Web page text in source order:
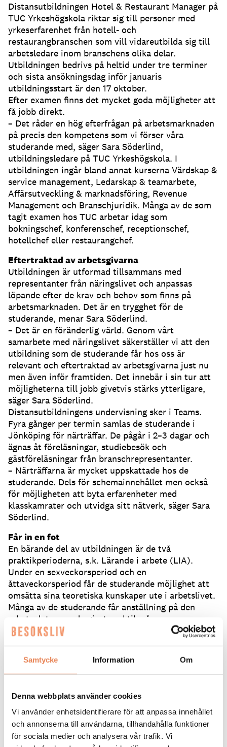
Samtycke Information Om
Denna webbplats använder cookies
Vi använder enhetsidentifierare för att anpassa innehållet
och annonserna till användarna, tillhandahålla funktioner
för sociala medier och analysera vår trafik. Vi
Distansutbildningen Hotel & Restaurant Manager på
TUC Yrkeshögskola riktar sig till personer med
yrkeserfarenhet från hotell- och
restaurangbranschen som vill vidareutbilda sig till
arbetsledare inom branschens olika delar.
Utbildningen bedrivs på heltid under tre terminer
och sista ansökningsdag inför januaris
utbildningsstart är den 17 oktober.
Efter examen finns det mycket goda möjligheter att
få jobb direkt.
– Det råder en hög efterfrågan på arbetsmarknaden
på precis den kompetens som vi förser våra
studerande med, säger Sara Söderlind,
utbildningsledare på TUC Yrkeshögskola. I
utbildningen ingår bland annat kurserna Värdskap &
service management, Ledarskap & teamarbete,
Affärsutveckling & marknadsföring, Revenue
Management och Branschjuridik. Många av de som
tagit examen hos TUC arbetar idag som
bokningschef, konferenschef, receptionschef,
hotellchef eller restaurangchef.
Eftertraktad av arbetsgivarna
Utbildningen är utformad tillsammans med
representanter från näringslivet och anpassas
löpande efter de krav och behov som finns på
arbetsmarknaden. Det är en trygghet för de
studerande, menar Sara Söderlind.
– Det är en föränderlig värld. Genom vårt
samarbete med näringslivet säkerställer vi att den
utbildning som de studerande får hos oss är
relevant och eftertraktad av arbetsgivarna just nu
men även inför framtiden. Det innebär i sin tur att
möjligheterna till jobb givetvis stärks ytterligare,
säger Sara Söderlind.
Distansutbildningens undervisning sker i Teams.
Fyra gånger per termin samlas de studerande i
Jönköping för närträffar. De pågår i 2–3 dagar och
ägnas åt föreläsningar, studiebesök och
gästföreläsningar från branschrepresentanter.
– Närträffarna är mycket uppskattade hos de
studerande. Dels för schemainnehållet men också
för möjligheten att byta erfarenheter med
klasskamrater och utvidga sitt nätverk, säger Sara
Söderlind.
Får in en fot
En bärande del av utbildningen är de två
praktikperioderna, s.k. Lärande i arbete (LIA).
Under en sexveckorsperiod och en
åttaveckorsperiod får de studerande möjlighet att
omsätta sina teoretiska kunskaper ute i arbetslivet.
Många av de studerande får anställning på den
arbetsplats som de gjort praktik på.
– Man utvecklar sina kompetenser ordentligt när
man är ute och jobbar på riktigt, och LIA är också
ett ypperligt tillfälle att få in en fot hos en
arbetsgivare, säger Sara Söderlind.
Nästa utbildning startar i januari 2022.
kostnadsfri.
– Det finns andra utbildningar men de är väldigt
kostsamma. Vår utbildning är gratis och när de
studerande tar examen har de den kompetens som